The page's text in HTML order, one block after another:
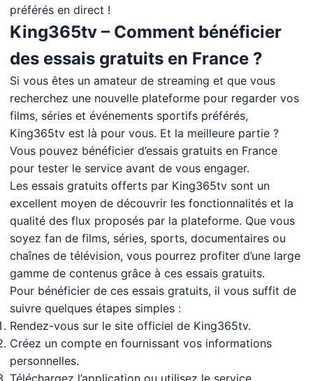
préférés en direct !
King365tv – Comment bénéficier
des essais gratuits en France ?
Si vous êtes un amateur de streaming et que vous
recherchez une nouvelle plateforme pour regarder vos
films, séries et événements sportifs préférés,
King365tv est là pour vous. Et la meilleure partie ?
Vous pouvez bénéficier d’essais gratuits en France
pour tester le service avant de vous engager.
Les essais gratuits offerts par King365tv sont un
excellent moyen de découvrir les fonctionnalités et la
qualité des flux proposés par la plateforme. Que vous
soyez fan de films, séries, sports, documentaires ou
chaînes de télévision, vous pourrez profiter d’une large
gamme de contenus grâce à ces essais gratuits.
Pour bénéficier de ces essais gratuits, il vous suffit de
suivre quelques étapes simples :
Rendez-vous sur le site officiel de King365tv.
Créez un compte en fournissant vos informations
personnelles.
Téléchargez l’application ou utilisez le service